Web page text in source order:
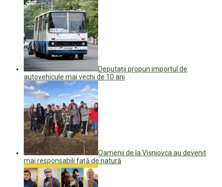
Deputații propun importul de
autovehicule mai vechi de 10 ani
Oamenii de la Vișniovca au devenit
mai responsabili față de natură